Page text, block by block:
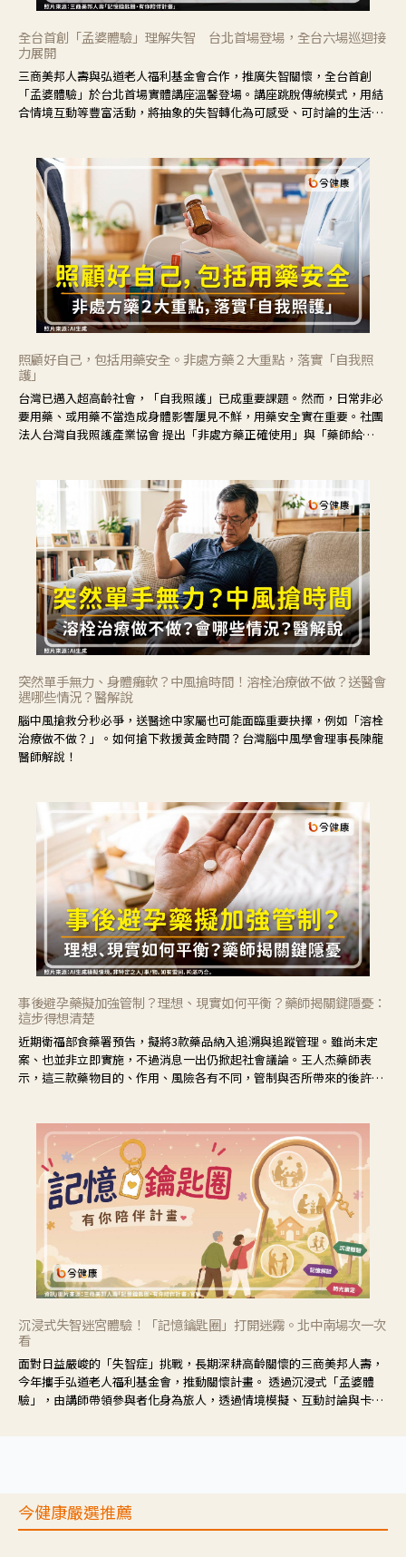
全台首創「孟婆體驗」理解失智 台北首場登場，全台六場巡迴接
力展開
三商美邦人壽與弘道老人福利基金會合作，推廣失智關懷，全台首創
「孟婆體驗」於台北首場實體講座溫馨登場。講座跳脫傳統模式，用結
合情境互動等豐富活動，將抽象的失智轉化為可感受、可討論的生活情
照顧好自己，包括用藥安全。非處方藥２大重點，落實「自我照
護」
台灣已邁入超高齡社會，「自我照護」已成重要課題。然而，日常非必
要用藥、或用藥不當造成身體影響屢見不鮮，用藥安全實在重要。社團
法人台灣自我照護產業協會 提出「非處方藥正確使用」與「藥師給
突然單手無力、身體癱軟？中風搶時間！溶栓治療做不做？送醫會
遇哪些情況？醫解說
腦中風搶救分秒必爭，送醫途中家屬也可能面臨重要抉擇，例如「溶栓
治療做不做？」。如何搶下救援黃金時間？台灣腦中風學會理事長陳龍
醫師解說！
事後避孕藥擬加強管制？理想、現實如何平衡？藥師揭關鍵隱憂：
這步得想清楚
近期衛福部食藥署預告，擬將3款藥品納入追溯與追蹤管理。雖尚未定
案、也並非立即實施，不過消息一出仍掀起社會議論。王人杰藥師表
示，這三款藥物目的、作用、風險各有不同，管制與否所帶來的後許影
沉浸式失智迷宮體驗！「記憶鑰匙圈」打開迷霧。北中南場次一次
看
面對日益嚴峻的「失智症」挑戰，長期深耕高齡關懷的三商美邦人壽，
今年攜手弘道老人福利基金會，推動關懷計畫。 透過沉浸式「孟婆體
驗」，由講師帶領參與者化身為旅人，透過情境模擬、互動討論與卡牌
今健康嚴選推薦